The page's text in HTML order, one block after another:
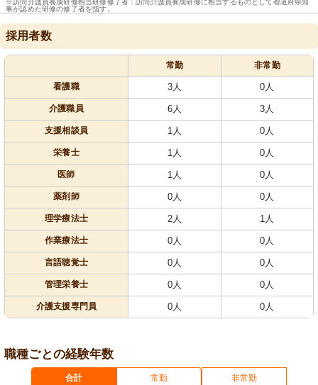
※訪問介護員養成研修相当研修修了者：訪問介護員養成研修に相当するものとして都道府県知
事が認めた研修の修了者を指す。
採用者数
常勤 非常勤
看護職 3人 0人
介護職員 6人 3人
支援相談員 1人 0人
栄養士 1人 0人
医師 1人 0人
薬剤師 0人 0人
理学療法士 2人 1人
作業療法士 0人 0人
言語聴覚士 0人 0人
管理栄養士 0人 0人
介護支援専門員 0人 0人
職種ごとの経験年数
合計 常勤 非常勤